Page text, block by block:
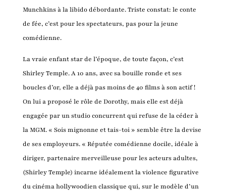
Munchkins à la libido débordante. Triste constat: le conte
de fée, c’est pour les spectateurs, pas pour la jeune
comédienne.
La vraie enfant star de l’époque, de toute façon, c’est
Shirley Temple. A 10 ans, avec sa bouille ronde et ses
boucles d’or, elle a déjà pas moins de 40 films à son actif !
On lui a proposé le rôle de Dorothy, mais elle est déjà
engagée par un studio concurrent qui refuse de la céder à
la MGM. « Sois mignonne et tais-toi » semble être la devise
de ses employeurs. « Réputée comédienne docile, idéale à
diriger, partenaire merveilleuse pour les acteurs adultes,
(Shirley Temple) incarne idéalement la violence figurative
du cinéma hollywoodien classique qui, sur le modèle d’un